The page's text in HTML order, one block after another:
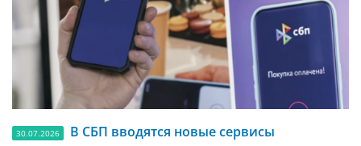
30.07.2026 В СБП вводятся новые сервисы